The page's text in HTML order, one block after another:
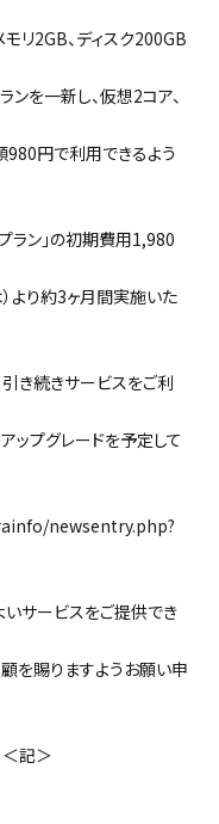
リ2GB、ディスク200GB
ンを一新し、仮想2コア、
980円で利用できるよう
ラン」の初期費用1,980
より約3ヶ月間実施いた
き続きサービスをご利
ップグレードを予定して
newsentry.php?
いサービスをご提供でき
を賜りますようお願い申